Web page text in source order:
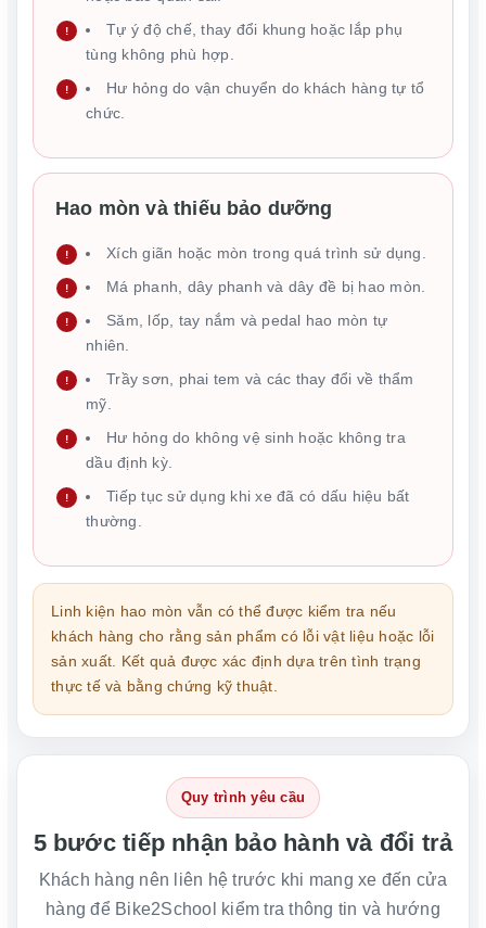
Tự ý độ chế, thay đổi khung hoặc lắp phụ
tùng không phù hợp.
Hư hỏng do vận chuyển do khách hàng tự tổ
chức.
Hao mòn và thiếu bảo dưỡng
Xích giãn hoặc mòn trong quá trình sử dụng.
Má phanh, dây phanh và dây đề bị hao mòn.
Săm, lốp, tay nắm và pedal hao mòn tự
nhiên.
Trầy sơn, phai tem và các thay đổi về thẩm
mỹ.
Hư hỏng do không vệ sinh hoặc không tra
dầu định kỳ.
Tiếp tục sử dụng khi xe đã có dấu hiệu bất
thường.
Linh kiện hao mòn vẫn có thể được kiểm tra nếu
khách hàng cho rằng sản phẩm có lỗi vật liệu hoặc lỗi
sản xuất. Kết quả được xác định dựa trên tình trạng
thực tế và bằng chứng kỹ thuật.
Quy trình yêu cầu
5 bước tiếp nhận bảo hành và đổi trả
Khách hàng nên liên hệ trước khi mang xe đến cửa
hàng để Bike2School kiểm tra thông tin và hướng